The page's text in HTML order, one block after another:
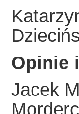
Opinie
Jacek